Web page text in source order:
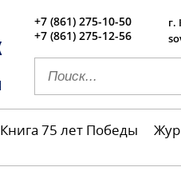
+7 (861) 275-10-50
+7 (861) 275-12-56
г.
Книга 75 лет Победы